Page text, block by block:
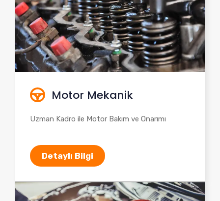
Motor Mekanik
Uzman Kadro ile Motor Bakım ve Onarımı
Detaylı Bilgi